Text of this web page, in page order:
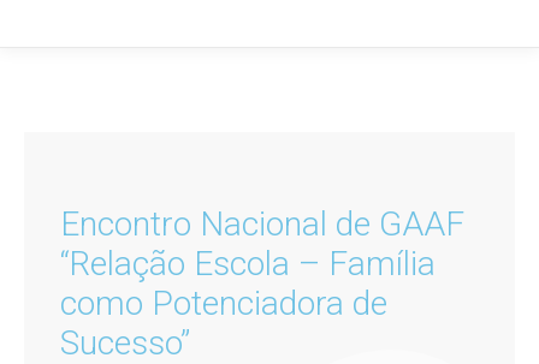
Encontro Nacional de GAAF
“Relação Escola – Família
como Potenciadora de
Sucesso”